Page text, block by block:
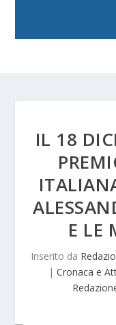
IL 18
E LE
Inserito da
| Cronaca e